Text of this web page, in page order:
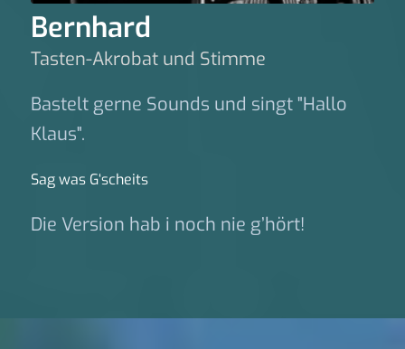
Bernhard
Tasten-Akrobat und Stimme
Bastelt gerne Sounds und singt "Hallo
Klaus".
Sag was G‘scheits
Die Version hab i noch nie g’hört!